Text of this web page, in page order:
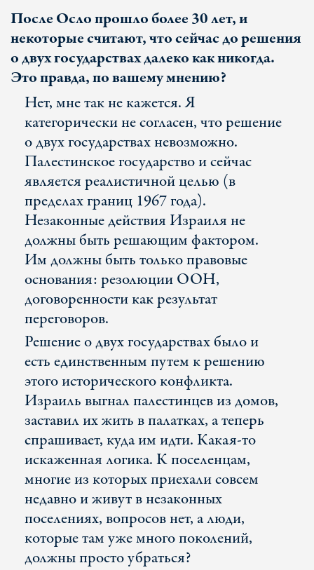
После Осло прошло более 30 лет, и
некоторые считают, что сейчас до решения
о двух государствах далеко как никогда.
Это правда, по вашему мнению?
Нет, мне так не кажется. Я
категорически не согласен, что решение
о двух государствах невозможно.
Палестинское государство и сейчас
является реалистичной целью (в
пределах границ 1967 года).
Незаконные действия Израиля не
должны быть решающим фактором.
Им должны быть только правовые
основания: резолюции ООН,
договоренности как результат
переговоров.
Решение о двух государствах было и
есть единственным путем к решению
этого исторического конфликта.
Израиль выгнал палестинцев из домов,
заставил их жить в палатках, а теперь
спрашивает, куда им идти. Какая-то
искаженная логика. К поселенцам,
многие из которых приехали совсем
недавно и живут в незаконных
поселениях, вопросов нет, а люди,
которые там уже много поколений,
должны просто убраться?